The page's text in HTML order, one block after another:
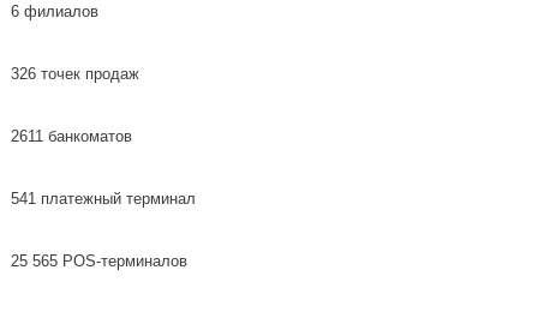
6 филиалов
326 точек продаж
2611 банкоматов
541 платежный терминал
25 565 POS-терминалов